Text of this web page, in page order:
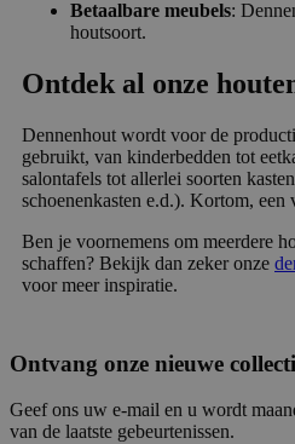
Betaalbare meubels:
houtsoort.
Ontdek al onze
Dennenhout wordt voor de
gebruikt, van kinderbedden tot
salontafels tot allerlei soorten
schoenenkasten e.d.). Kortom, een
Ben je voornemens om meerdere
schaffen? Bekijk dan zeker onze
voor meer inspiratie.
Ontvang onze nieuwe
Geef ons uw e-mail en u wordt
van de laatste gebeurtenissen.